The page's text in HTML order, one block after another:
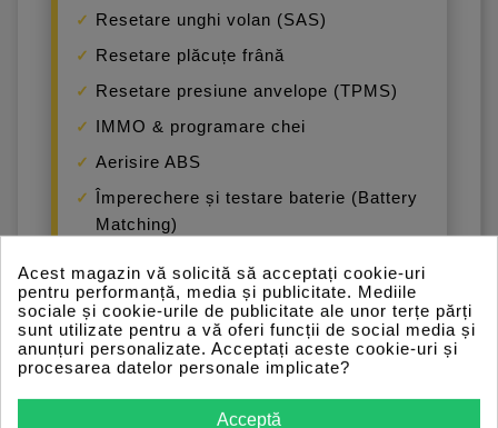
Resetare unghi volan (SAS)
Resetare plăcuțe frână
Resetare presiune anvelope (TPMS)
IMMO & programare chei
Aerisire ABS
Împerechere și testare baterie (Battery
Matching)
Learning)
Codare injectoare
Regenerare DPF
Acest magazin vă solicită să acceptați cookie-uri
pentru performanță, media și publicitate. Mediile
sociale și cookie-urile de publicitate ale unor terțe părți
sunt utilizate pentru a vă oferi funcții de social media și
anunțuri personalizate. Acceptați aceste cookie-uri și
procesarea datelor personale implicate?
Acceptă